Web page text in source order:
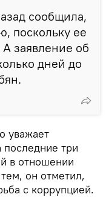
сообщила,
поскольку ее
А заявление об
дней до
уважает
три
в отношении
он отметил,
с коррупцией.